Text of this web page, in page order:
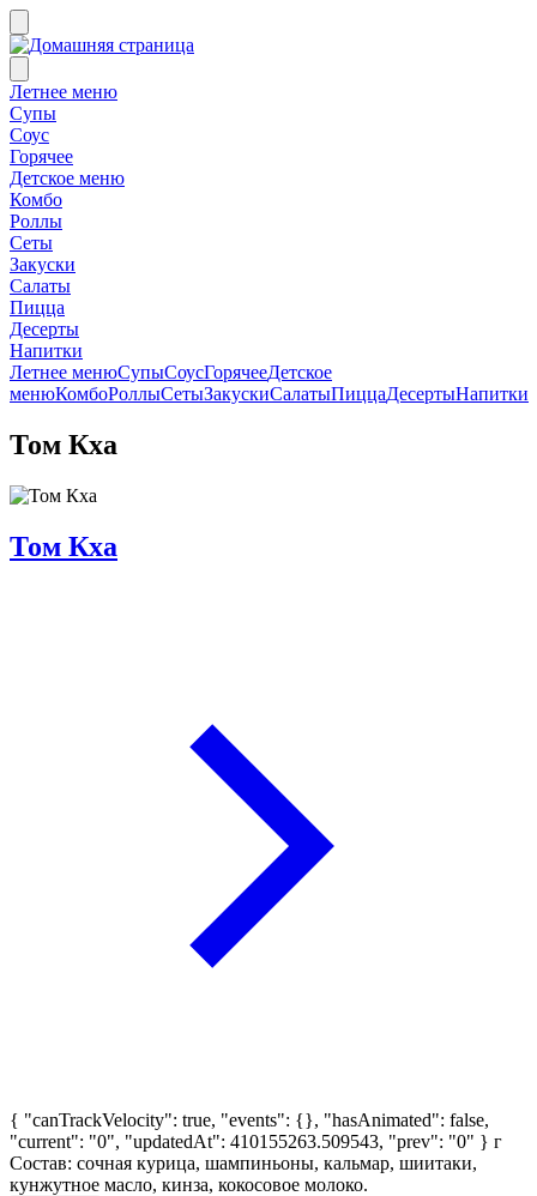
Летнее меню
Супы
Соус
Горячее
Детское меню
Комбо
Роллы
Сеты
Закуски
Салаты
Пицца
Десерты
Напитки
Летнее менюСупыСоусГорячееДетское
менюКомбоРоллыСетыЗакускиСалатыПиццаДесертыНапитки
Том Кха
Том Кха
{ "canTrackVelocity": true, "events": {}, "hasAnimated": false,
"current": "0", "updatedAt": 410155263.509543, "prev": "0" } г
Состав: сочная курица, шампиньоны, кальмар, шиитаки,
кунжутное масло, кинза, кокосовое молоко.